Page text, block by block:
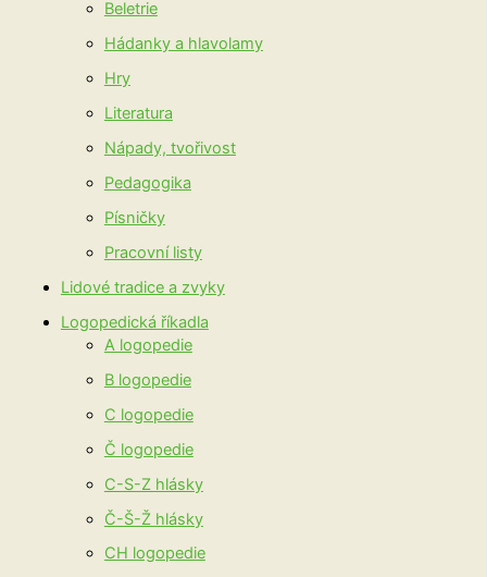
Beletrie
Hádanky a hlavolamy
Hry
Literatura
Nápady, tvořivost
Pedagogika
Písničky
Pracovní listy
Lidové tradice a zvyky
Logopedická říkadla
A logopedie
B logopedie
C logopedie
Č logopedie
C-S-Z hlásky
Č-Š-Ž hlásky
CH logopedie